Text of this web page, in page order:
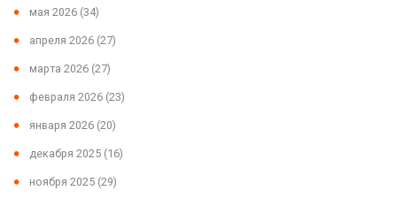
мая 2026 (34)
апреля 2026 (27)
марта 2026 (27)
февраля 2026 (23)
января 2026 (20)
декабря 2025 (16)
ноября 2025 (29)